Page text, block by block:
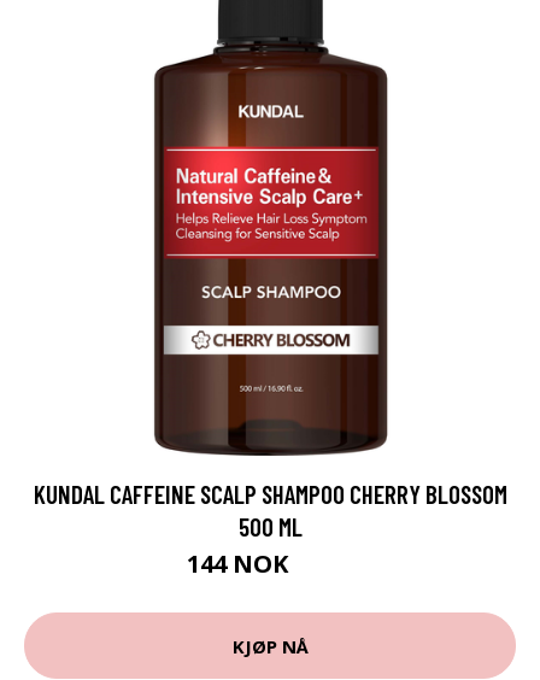
KUNDAL CAFFEINE SCALP SHAMPOO CHERRY BLOSSOM
500 ML
144 NOK
KJØP NÅ